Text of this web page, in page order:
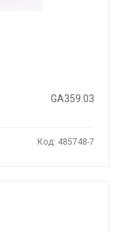
GA359.03
Код: 485748-7